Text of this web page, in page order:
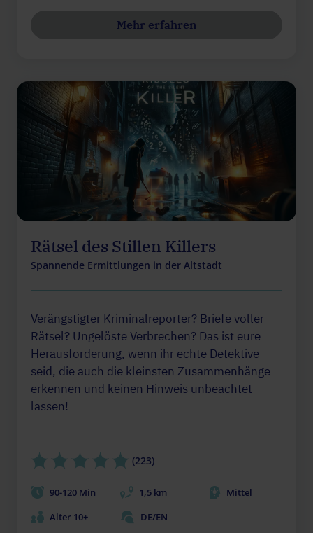
Mehr erfahren
Rätsel des Stillen Killers
Spannende Ermittlungen in der Altstadt
Verängstigter Kriminalreporter? Briefe voller
Rätsel? Ungelöste Verbrechen? Das ist eure
Herausforderung, wenn ihr echte Detektive
seid, die auch die kleinsten Zusammenhänge
erkennen und keinen Hinweis unbeachtet
lassen!
(223)
90-120 Min 1,5 km
Mittel
Alter 10+
DE/EN